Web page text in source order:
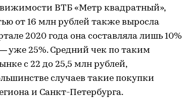
ВТБ «Метр квадратный»,
от 16 млн рублей также выросла
2020 года она составляла лишь 10%
уже 25%. Средний чек по таким
с 22 до 25,5 млн рублей,
случаев такие покупки
и Санкт-Петербурга.